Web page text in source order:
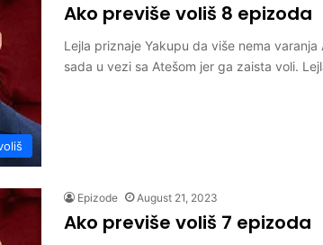
Ako previše voliš 8 epizoda
Lejla priznaje Yakupu da više nema varanja
sada u vezi sa Atešom jer ga zaista voli.
Epizode August 21, 2023
Ako previše voliš 7 epizoda